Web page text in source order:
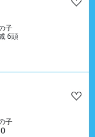
子
6頭
子
0